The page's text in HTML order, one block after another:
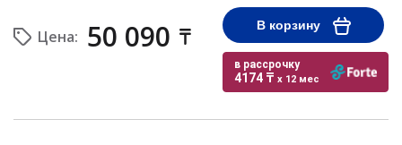
Цена: 50 090 В корзину
в рассрочку
4174 ₸ x 12 мес